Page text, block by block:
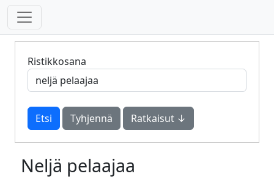
Ristikkosana
Tyhjennä Ratkaisut ↓
Neljä pelaajaa